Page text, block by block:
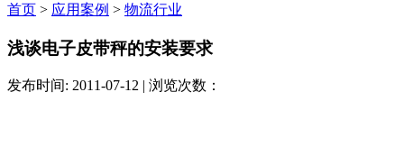
首页 > 应用案例 > 物流行业
浅谈电子皮带秤的安装要求
发布时间: 2011-07-12 | 浏览次数：